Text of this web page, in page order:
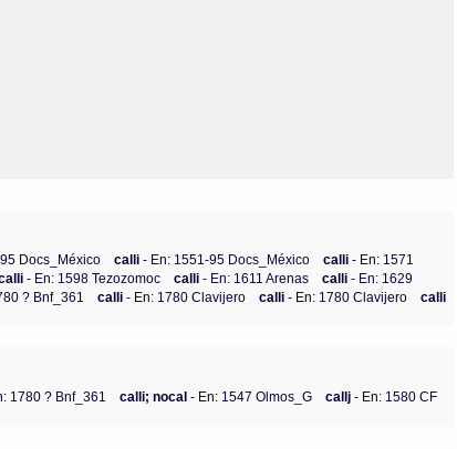
Docs_México calli- En: 1551-95 Docs_México calli- En: 1571
- En: 1598 Tezozomoc calli- En: 1611 Arenas calli- En: 1629
? Bnf_361 calli- En: 1780 Clavijero calli- En: 1780 Clavijero
calli
1780 ? Bnf_361 calli; nocal - En: 1547 Olmos_G callj - En: 1580 CF